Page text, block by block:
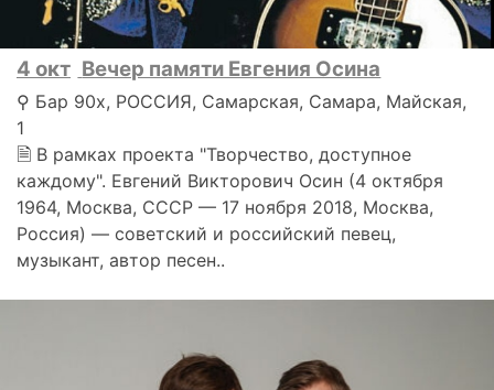
4 окт Вечер памяти Евгения Осина
⚲ Бар 90х, РОССИЯ, Самарская, Самара, Майская,
1
🗎 В рамках проекта "Творчество, доступное
каждому". Евгений Викторович Осин (4 октября
1964, Москва, СССР — 17 ноября 2018, Москва,
Россия) — советский и российский певец,
музыкант, автор песен..